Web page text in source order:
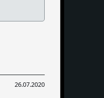
26.07.2020